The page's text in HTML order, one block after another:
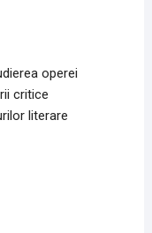
operei
critice
literare